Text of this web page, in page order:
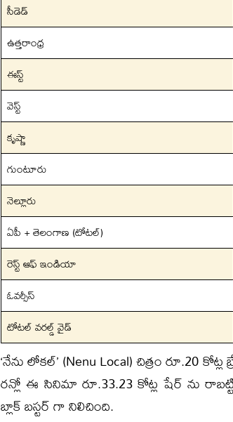
సీడెడ్
ఉత్తరాంధ్ర
ఈస్ట్
వెస్ట్
కృష్ణా
గుంటూరు
నెల్లూరు
ఏపీ + తెలంగాణ (టోటల్)
రెస్ట్ ఆఫ్ ఇండియా
ఓవర్సీస్
టోటల్ వరల్డ్ వైడ్
‘నేను లోకల్’ (Nenu Local) చిత్రం రూ.20
రన్లో ఈ సినిమా రూ.33.23 కోట్ల షేర్ ను
బ్లాక్ బస్టర్ గా నిలిచింది.